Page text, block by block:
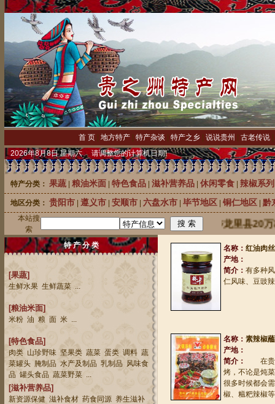
首 页 地方特产 特产杂谈 特产之乡 说说贵州 古老传说
2026年8月8日 星期六 请调整您的计算机日期!
特产分类： 果蔬 粮油米面 特色食品 滋补营养品 休闲零食 辣椒系列
地区分类： 贵阳市 遵义市 安顺市 六盘水市 毕节地区 铜仁地区 黔
本站搜
索
中国刺梨之乡龙里县20万株
特 产 分 类
[果蔬]
生鲜水果 生鲜蔬菜 ...
[粮油米面]
米粉 油 粮 面 米 ...
[特色食品]
肉类 山珍野味 坚果类 蔬菜 蛋类 调料 蔬
菜罐头
腌制品 水产及制品 乳制品 风味食
品 罐头食品 蔬菜野菜 ...
[滋补营养品]
新资源保健 滋补食材 药食同源 养生滋补
名称： 红油肉
产地：
简介： 有多种
仁风味、豆豉
名称： 素辣椒
产地：
简介：
在贵
烤，不论是炖
很多时候都会
椒、糍粑辣椒